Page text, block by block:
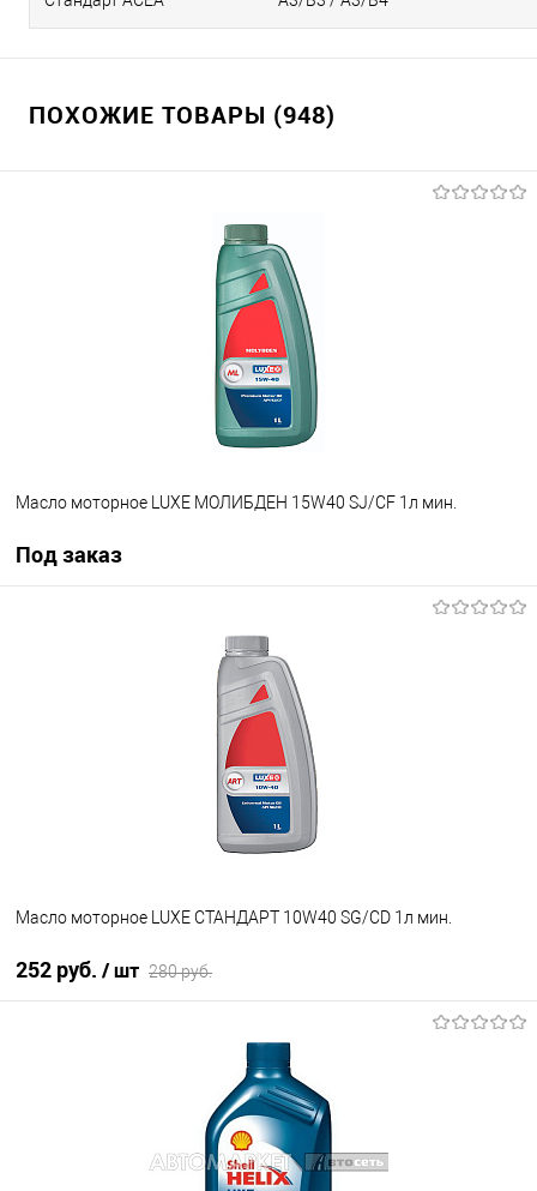
ПОХОЖИЕ ТОВАРЫ (948)
Масло моторное LUXE МОЛИБДЕН 15W40 SJ/CF 1л мин.
Под заказ
Масло моторное LUXE СТАНДАРТ 10W40 SG/CD 1л мин.
252 руб. / шт 280 руб.
В корзину
В наличии